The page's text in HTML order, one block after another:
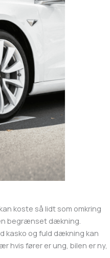
koste så lidt som omkring
begrænset dækning.
kasko og fuld dækning kan
hvis fører er ung, bilen er ny,